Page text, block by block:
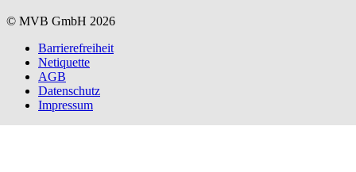
© MVB GmbH 2026
Barrierefreiheit
Netiquette
AGB
Datenschutz
Impressum